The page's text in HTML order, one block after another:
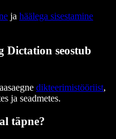
ja häälega sisestamine
Dictation seostub
dikteerimistööriist,
ja seadmetes.
täpne?